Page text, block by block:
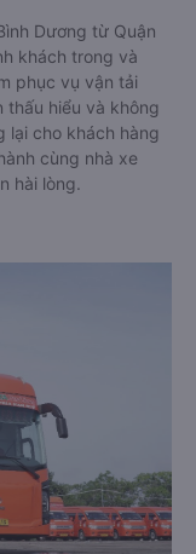
Dương từ Quận
khách trong và
phục vụ vận tải
thấu hiểu và không
lại cho khách hàng
cùng nhà xe
hài lòng.